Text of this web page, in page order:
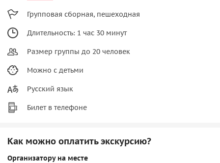
Групповая сборная, пешеходная
Длительность: 1 час 30 минут
Размер группы до 20 человек
Можно с детьми
Русский язык
Билет в телефоне
Как можно оплатить экскурсию?
Организатору на месте